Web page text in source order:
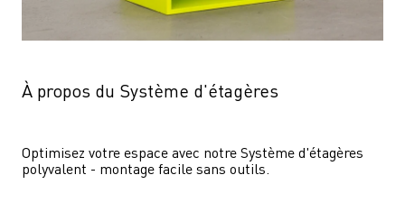
À propos du Système d'étagères
Optimisez votre espace avec notre Système d'étagères
polyvalent - montage facile sans outils.